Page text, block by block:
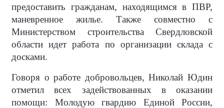
предоставить гражданам, находящимся в ПВР,
маневренное жилье. Также совместно с
Министерством строительства Свердловской
области идет работа по организации склада с
досками.
Говоря о работе добровольцев, Николай Юдин
отметил всех задействованных в оказании
помощи: Молодую гвардию Единой России,